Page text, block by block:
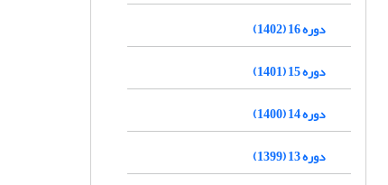
دوره 16 (1402)
دوره 15 (1401)
دوره 14 (1400)
دوره 13 (1399)